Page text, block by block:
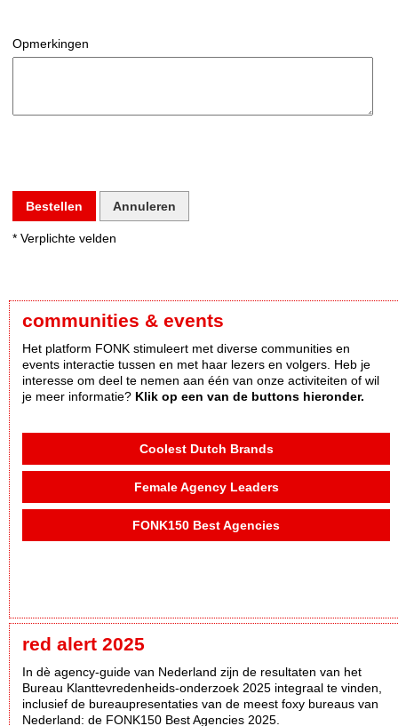
Opmerkingen
Bestellen Annuleren
* Verplichte velden
communities & events
Het platform FONK stimuleert met diverse communities en
events interactie tussen en met haar lezers en volgers. Heb je
interesse om deel te nemen aan één van onze activiteiten of wil
je meer informatie? Klik op een van de buttons hieronder.
Coolest Dutch Brands
Female Agency Leaders
FONK150 Best Agencies
red alert 2025
In dè agency-guide van Nederland zijn de resultaten van het
Bureau Klanttevredenheids-onderzoek 2025 integraal te vinden,
inclusief de bureaupresentaties van de meest foxy bureaus van
Nederland: de FONK150 Best Agencies 2025.